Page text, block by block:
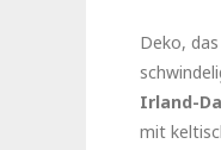
Deko,
Irland-
mit